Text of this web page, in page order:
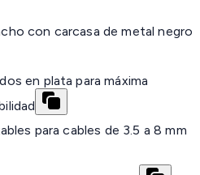
con carcasa de metal negro
en plata para máxima
para cables de 3.5 a 8 mm